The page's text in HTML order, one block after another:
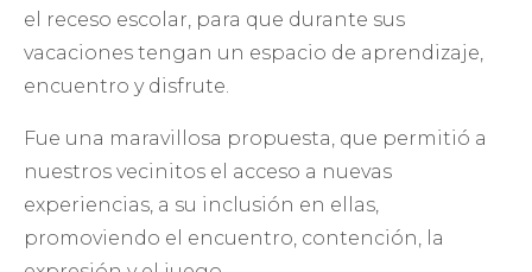
el receso escolar, para que durante sus
vacaciones tengan un espacio de aprendizaje,
encuentro y disfrute.
Fue una maravillosa propuesta, que permitió a
nuestros vecinitos el acceso a nuevas
experiencias, a su inclusión en ellas,
promoviendo el encuentro, contención, la